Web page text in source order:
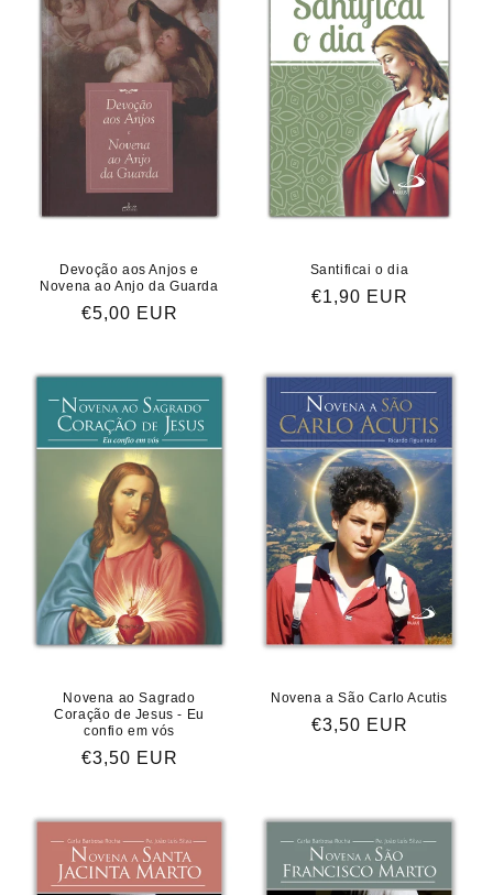
Devoção aos Anjos e
Novena ao Anjo da Guarda
Preço
€5,00 EUR
Santificai o dia
Preço
€1,90 EUR
Novena ao Sagrado
Coração de Jesus - Eu
confio em vós
Preço
€3,50 EUR
Novena a São Carlo Acutis
Preço
€3,50 EUR